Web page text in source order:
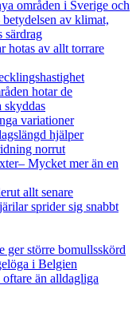
områden i Sverige och
betydelsen av klimat,
särdrag
hotas av allt torrare
hotar de
skyddas
variationer
hjälper
norrut
Mycket mer än en
allt senare
sprider sig snabbt
ger större bomullsskörd
i Belgien
än alldagliga